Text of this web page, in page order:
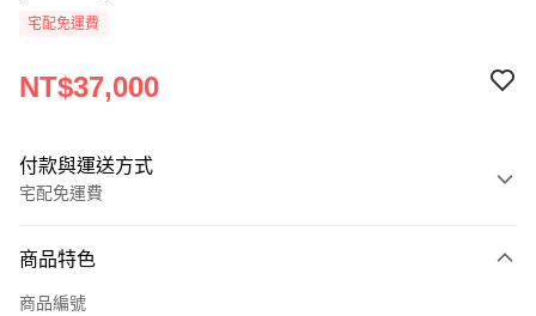
宅配免運費
NT$37,000
付款與運送方式
宅配免運費
信用卡一次付款
商品特色
商品編號